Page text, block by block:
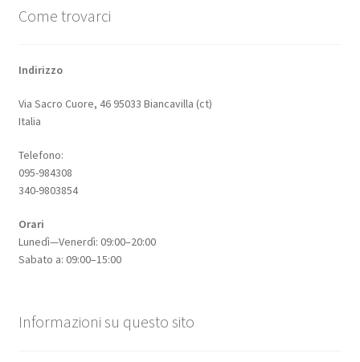
Come trovarci
Indirizzo
Via Sacro Cuore, 46 95033 Biancavilla (ct)
Italia
Telefono:
095-984308
340-9803854
Orari
Lunedì—Venerdì: 09:00–20:00
Sabato a: 09:00–15:00
Informazioni su questo sito